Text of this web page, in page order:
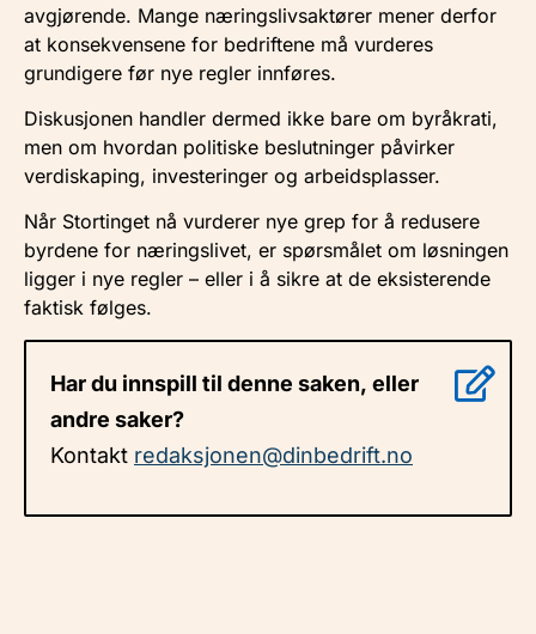
avgjørende. Mange næringslivsaktører mener derfor
at konsekvensene for bedriftene må vurderes
grundigere før nye regler innføres.
Diskusjonen handler dermed ikke bare om byråkrati,
men om hvordan politiske beslutninger påvirker
verdiskaping, investeringer og arbeidsplasser.
Når Stortinget nå vurderer nye grep for å redusere
byrdene for næringslivet, er spørsmålet om løsningen
ligger i nye regler – eller i å sikre at de eksisterende
faktisk følges.
Har du innspill til denne saken, eller
andre saker?
Kontakt redaksjonen@dinbedrift.no